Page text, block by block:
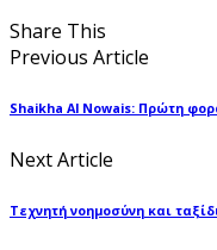
Share This
Previous Article
Shaikha Al Nowais: Πρώτη
Next Article
Τεχνητή νοημοσύνη και